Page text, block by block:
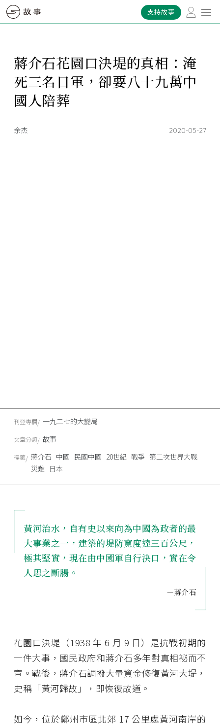
支持故事
蔣介石花園口決堤的真相：淹
死三名日軍，卻要八十九萬中
國人陪葬
余杰 2020-05-27
黃河治水，自有史以來向為中國為政者的最
大事業之一，建築的堤防寬度達三百公尺，
極其堅實，現在由中國軍自行決口，實在令
人思之斷腸。
—蔣介石
花園口決堤（1938 年 6 月 9 日）是抗戰初期的
一件大事，國民政府和蔣介石多年對真相祕而不
宣。戰後，蔣介石調撥大量資金修復黃河大堤，
史稱「黃河歸故」，即恢復故道。
如今，位於鄭州市區北郊 17 公里處黃河南岸的
刊登專欄 一九二七的大變局
文章分類 故事
標籤 蔣介石 中國 民國中國 20世紀 戰爭 第二次世界大戰
災難 日本